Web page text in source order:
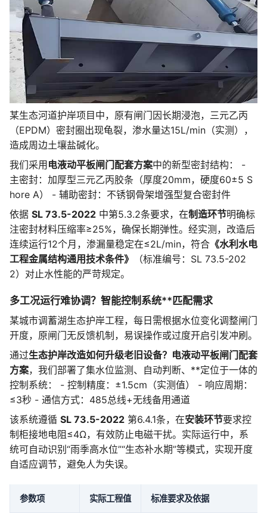
某生态河道护岸项目中，原有闸门因长期浸泡，三元乙丙
（EPDM）密封圈出现龟裂，渗水量达15L/min（实测），
造成周边土壤盐碱化。
我们采用电液动平板闸门配套方案中的新型密封结构： -
主密封：加厚型三元乙丙胶条（厚度20mm，硬度60±5 S
hore A） - 辅助密封：不锈钢骨架增强型复合密封件
依据 SL 73.5-2022 中第5.3.2条要求，在制造环节明确标
注密封材料压缩率≥25%，确保长期弹性。经实测，改造后
连续运行12个月，渗漏量稳定在≤2L/min，符合 《水利水电
工程金属结构通用技术条件》
（标准编号：SL 73.5-202
2）对止水性能的严苛规定。
多工况运行难协调？智能控制系统**匹配需求
某城市调蓄湖生态护岸工程，每日需根据水位变化调整闸门
开度，原闸门无反馈机制，易误操作或过度开启引发冲刷。
通过生态护岸改造如何升级老旧设备？电液动平板闸门配套
方案，我们部署了集水位监测、自动判断、**定位于一体的
控制系统： - 控制精度：±1.5cm（实测值） - 响应周期：
≤3秒 - 通信方式：485总线+无线备用通道
该系统遵循 SL 73.5-2022 第6.4.1条，在安装环节要求控
制柜接地电阻≤4Ω，有效防止电磁干扰。实际运行中，系
统可自动识别“雨季高水位”“生态补水期”等模式，实现开度
自适应调节，避免人为失误。
参数项 实际工程值 标准要求及依据